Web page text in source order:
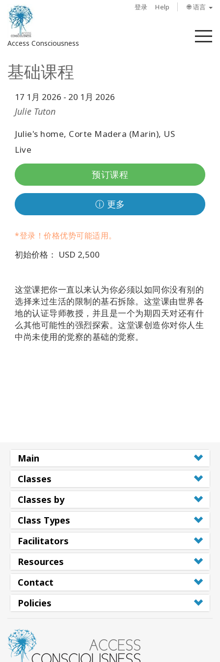
登录 Help 🌐 语言
Access Consciousness
菜
登
录
您
的
帐
户
关
于
Access
Bars
课
程
查
找
导
师
Shop
搜
基础课程
17 1月 2026 - 20 1月 2026
Julie Tuton
Julie's home, Corte Madera (Marin), US
Live
预订课程
ⓘ 更多
*登录！价格优势可能适用。
初始价格： USD 2,500
这堂课把你一直以来认为你必须以如同你没有别的
选择来过生活的限制的基石拆除。这堂课由世界各
地的认证导师教授，并且是一个为期四天对还有什
么其他可能性的强烈探索。这堂课创造你对你人生
中尚未使用的觉察的基础的觉察。
Main
Classes
Classes by
Class Types
Facilitators
Resources
Contact
Policies